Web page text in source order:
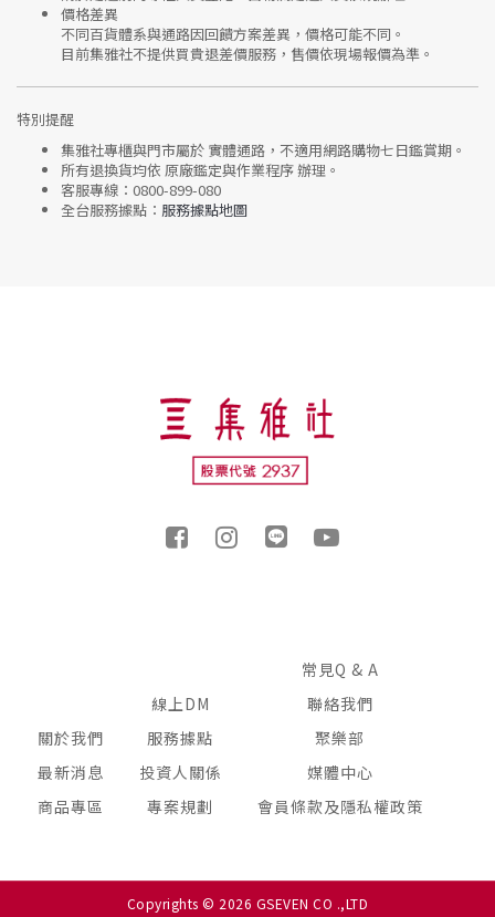
價格差異
不同百貨體系與通路因回饋方案差異，價格可能不同。
目前集雅社不提供買貴退差價服務 ，售價依現場報價為準。
特別提醒
集雅社專櫃與門市屬於 實體通路，不適用網路購物七日鑑賞期 。
所有退換貨均依 原廠鑑定與作業程序辦理。
客服專線： 0800-899-080
全台服務據點： 服務據點地圖
關於我們
最新消息
商品專區
線上DM
服務據點
投資人關係
專案規劃
常見Q & A
聯絡我們
聚樂部
媒體中心
會員條款及隱私權政策
Copyrights © 2026 GSEVEN CO .,LTD